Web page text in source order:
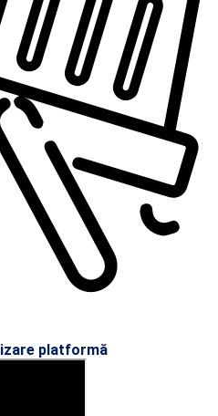
platformă